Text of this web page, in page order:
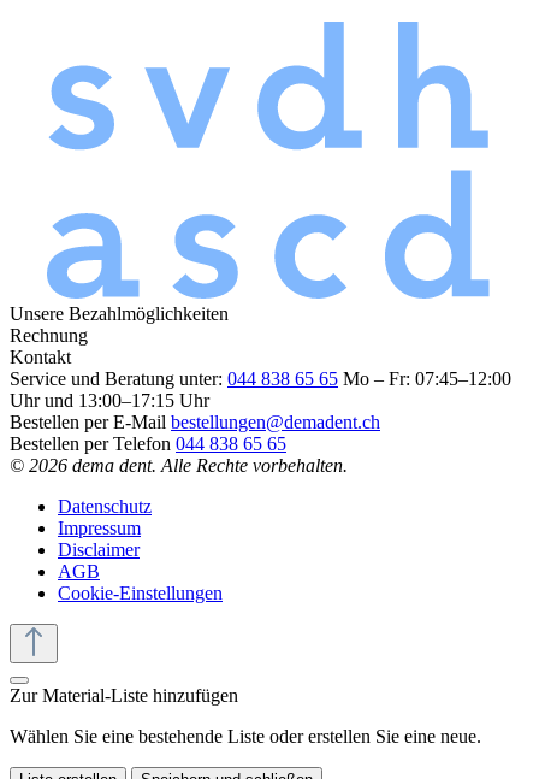
Unsere Bezahlmöglichkeiten
Rechnung
Kontakt
Service und Beratung unter: 044 838 65 65 Mo – Fr: 07:45–12:00
Uhr und 13:00–17:15 Uhr
Bestellen per E-Mail bestellungen@demadent.ch
Bestellen per Telefon 044 838 65 65
© 2026 dema dent. Alle Rechte vorbehalten.
Datenschutz
Impressum
Disclaimer
AGB
Cookie-Einstellungen
Zur Material-Liste hinzufügen
Wählen Sie eine bestehende Liste oder erstellen Sie eine neue.